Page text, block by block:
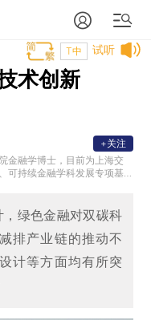
试听
T中
术创新
金融学博士，目前为上海交
可持续金融学科发展专项基
+关注
绿色金融对双碳科
排产业链的推动不
计等方面均有所突